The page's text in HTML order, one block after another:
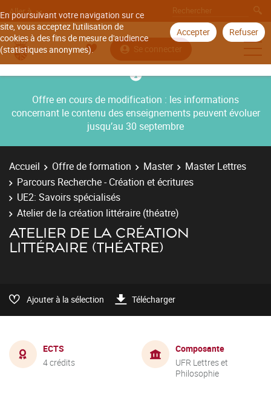
En poursuivant votre navigation sur ce
site, vous acceptez l'utilisation de
cookies à des fins de mesure d'audience
(statistiques anonymes).
Accepter Refuser
Aller à
Se connecter
Offre en cours de modification : les informations
concernant le contenu des enseignements peuvent évoluer
jusqu’au 30 septembre
Accueil Offre de formation Master
Master Lettres
Parcours Recherche - Création et écritures
UE2: Savoirs spécialisés
Atelier de la création littéraire (théatre)
ATELIER DE LA CRÉATION
LITTÉRAIRE (THÉATRE)
Ajouter à la sélection Télécharger
ECTS
4 crédits
Composante
UFR Lettres et
Philosophie